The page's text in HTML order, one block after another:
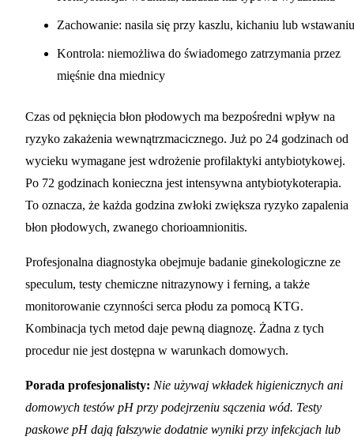
Zachowanie: nasila się przy kaszlu, kichaniu lub wstawaniu
Kontrola: niemożliwa do świadomego zatrzymania przez
mięśnie dna miednicy
Czas od pęknięcia błon płodowych ma bezpośredni wpływ na
ryzyko zakażenia wewnątrzmacicznego. Już po 24 godzinach od
wycieku wymagane jest wdrożenie profilaktyki antybiotykowej.
Po 72 godzinach konieczna jest intensywna antybiotykoterapia.
To oznacza, że każda godzina zwłoki zwiększa ryzyko zapalenia
błon płodowych, zwanego chorioamnionitis.
Profesjonalna diagnostyka obejmuje badanie ginekologiczne ze
speculum, testy chemiczne nitrazynowy i ferning, a także
monitorowanie czynności serca płodu za pomocą KTG.
Kombinacja tych metod daje pewną diagnozę. Żadna z tych
procedur nie jest dostępna w warunkach domowych.
Porada profesjonalisty: Nie używaj wkładek higienicznych ani
domowych testów pH przy podejrzeniu sączenia wód. Testy
paskowe pH dają fałszywie dodatnie wyniki przy infekcjach lub